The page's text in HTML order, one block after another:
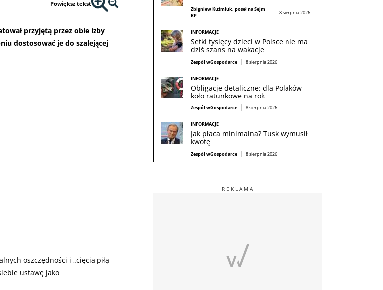
Powiększ tekst
przyjętą przez obie izby
dostosować je do szalejącej
oszczędności i „cięcia piłą
ustawę jako
Zbigniew Kuźmiuk, poseł na Sejm
RP
8 sierpnia 2026
INFORMACJE
Setki tysięcy dzieci w Polsce nie ma
dziś szans na wakacje
Zespół wGospodarce 8 sierpnia 2026
INFORMACJE
Obligacje detaliczne: dla Polaków
koło ratunkowe na rok
Zespół wGospodarce 8 sierpnia 2026
INFORMACJE
Jak płaca minimalna? Tusk wymusił
kwotę
Zespół wGospodarce 8 sierpnia 2026